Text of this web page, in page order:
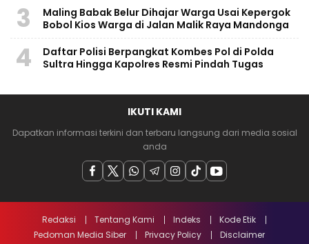
3
Maling Babak Belur Dihajar Warga Usai Kepergok
Bobol Kios Warga di Jalan Malik Raya Mandonga
4
Daftar Polisi Berpangkat Kombes Pol di Polda
Sultra Hingga Kapolres Resmi Pindah Tugas
IKUTI KAMI
Dapatkan informasi terkini dan terbaru langsung dari media sosial
anda
Redaksi Tentang Kami Indeks
Kode Etik
Pedoman Media Siber
Privacy Policy Disclaimer